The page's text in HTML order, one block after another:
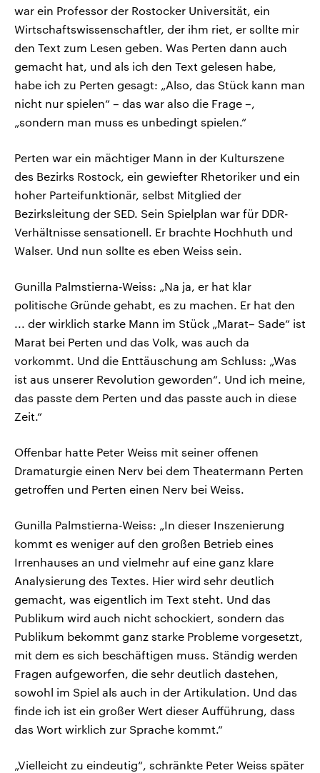
war ein Professor der Rostocker Universität, ein
Wirtschaftswissenschaftler, der ihm riet, er sollte mir
den Text zum Lesen geben. Was Perten dann auch
gemacht hat, und als ich den Text gelesen habe,
habe ich zu Perten gesagt: „Also, das Stück kann man
nicht nur spielen“ – das war also die Frage –,
„sondern man muss es unbedingt spielen.“
Perten war ein mächtiger Mann in der Kulturszene
des Bezirks Rostock, ein gewiefter Rhetoriker und ein
hoher Parteifunktionär, selbst Mitglied der
Bezirksleitung der SED. Sein Spielplan war für DDR-
Verhältnisse sensationell. Er brachte Hochhuth und
Walser. Und nun sollte es eben Weiss sein.
Gunilla Palmstierna-Weiss: „Na ja, er hat klar
politische Gründe gehabt, es zu machen. Er hat den
... der wirklich starke Mann im Stück „Marat– Sade“ ist
Marat bei Perten und das Volk, was auch da
vorkommt. Und die Enttäuschung am Schluss: „Was
ist aus unserer Revolution geworden“. Und ich meine,
das passte dem Perten und das passte auch in diese
Zeit.“
Offenbar hatte Peter Weiss mit seiner offenen
Dramaturgie einen Nerv bei dem Theatermann Perten
getroffen und Perten einen Nerv bei Weiss.
Gunilla Palmstierna-Weiss: „In dieser Inszenierung
kommt es weniger auf den großen Betrieb eines
Irrenhauses an und vielmehr auf eine ganz klare
Analysierung des Textes. Hier wird sehr deutlich
gemacht, was eigentlich im Text steht. Und das
Publikum wird auch nicht schockiert, sondern das
Publikum bekommt ganz starke Probleme vorgesetzt,
mit dem es sich beschäftigen muss. Ständig werden
Fragen aufgeworfen, die sehr deutlich dastehen,
sowohl im Spiel als auch in der Artikulation. Und das
finde ich ist ein großer Wert dieser Aufführung, dass
das Wort wirklich zur Sprache kommt.“
„Vielleicht zu eindeutig“, schränkte Peter Weiss später